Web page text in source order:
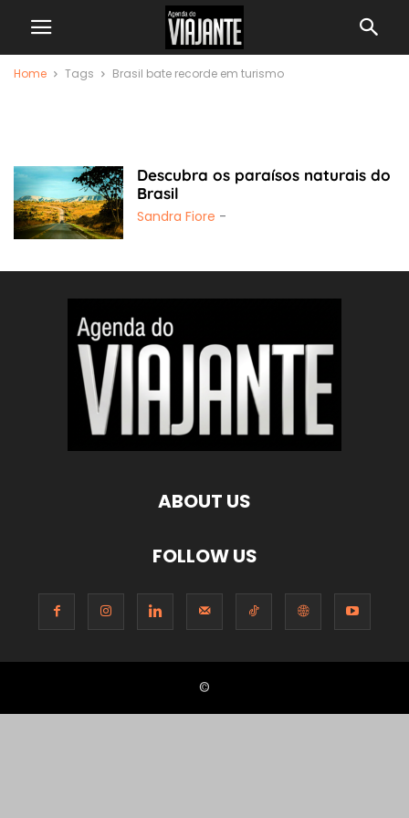
Home Tags Brasil bate recorde em turismo
Descubra os paraísos naturais do
Brasil
Sandra Fiore -
ABOUT US
FOLLOW US
©